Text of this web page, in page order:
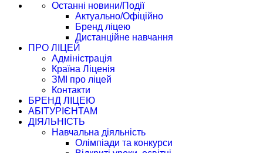
Останні новини/Події
Актуально/Офіційно
Бренд ліцею
Дистанційне навчання
ПРО ЛІЦЕЙ
Адміністрація
Країна Ліценія
ЗМІ про ліцей
Контакти
БРЕНД ЛІЦЕЮ
АБІТУРІЄНТАМ
ДІЯЛЬНІСТЬ
Навчальна діяльність
Олімпіади та конкурси